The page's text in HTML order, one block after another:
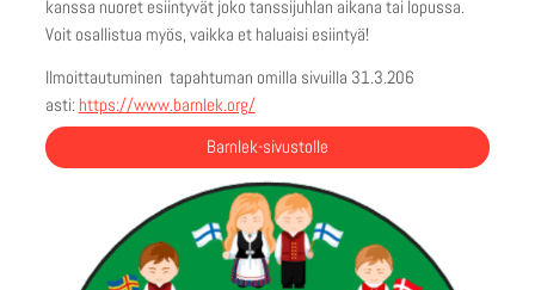
kanssa nuoret esiintyvät joko tanssijuhlan aikana tai lopussa.
Voit osallistua myös, vaikka et haluaisi esiintyä!
Ilmoittautuminen tapahtuman omilla sivuilla 31.3.206
asti: https://www.barnlek.org/
Barnlek-sivustolle